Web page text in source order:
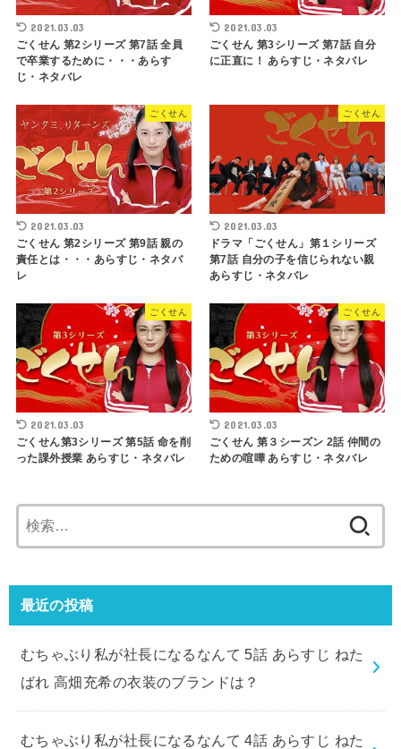
2021.03.03
ごくせん 第2シリーズ 第7話 全員
で卒業するために・・・あらす
じ・ネタバレ
2021.03.03
ごくせん 第3シリーズ 第7話 自分
に正直に！ あらすじ・ネタバレ
ごくせん
2021.03.03
ごくせん 第2シリーズ 第9話 親の
責任とは・・・あらすじ・ネタバ
レ
ごくせん
2021.03.03
ドラマ「ごくせん」第１シリーズ
第7話 自分の子を信じられない親
あらすじ・ネタバレ
ごくせん
2021.03.03
ごくせん第3シリーズ 第5話 命を削
った課外授業 あらすじ・ネタバレ
ごくせん
2021.03.03
ごくせん 第３シーズン 2話 仲間の
ための喧嘩 あらすじ・ネタバレ
索:
最近の投稿
むちゃぶり私が社長になるなんて 5話 あらすじ ねた
ばれ 高畑充希の衣装のブランドは？
むちゃぶり私が社長になるなんて 4話 あらすじ ねた